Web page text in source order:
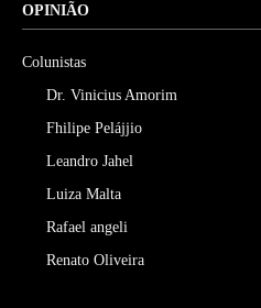
OPINIÃO
Colunistas
Dr. Vinicius Amorim
Fhilipe Pelájjio
Leandro Jahel
Luiza Malta
Rafael angeli
Renato Oliveira